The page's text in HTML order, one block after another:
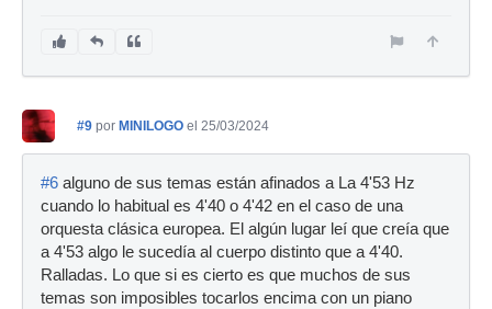
#9 por MINILOGO el 25/03/2024
#6 alguno de sus temas están afinados a La 4'53 Hz
cuando lo habitual es 4'40 o 4'42 en el caso de una
orquesta clásica europea. El algún lugar leí que creía que
a 4'53 algo le sucedía al cuerpo distinto que a 4'40.
Ralladas. Lo que si es cierto es que muchos de sus
temas son imposibles tocarlos encima con un piano